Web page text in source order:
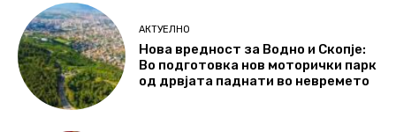
АКТУЕЛНО
Нова вредност за Водно и Скопје:
Во подготовка нов моторички парк
од дрвјата паднати во невремето